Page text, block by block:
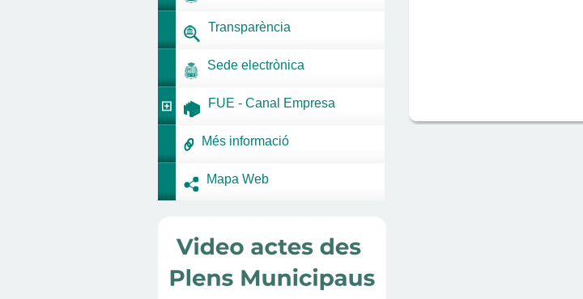
Transparència
Sede electrònica
FUE - Canal Empresa
Més informació
Mapa Web